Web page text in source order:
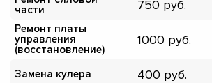
части
750
Ремонт платы
управления
(восстановление)
1000
Замена кулера 400